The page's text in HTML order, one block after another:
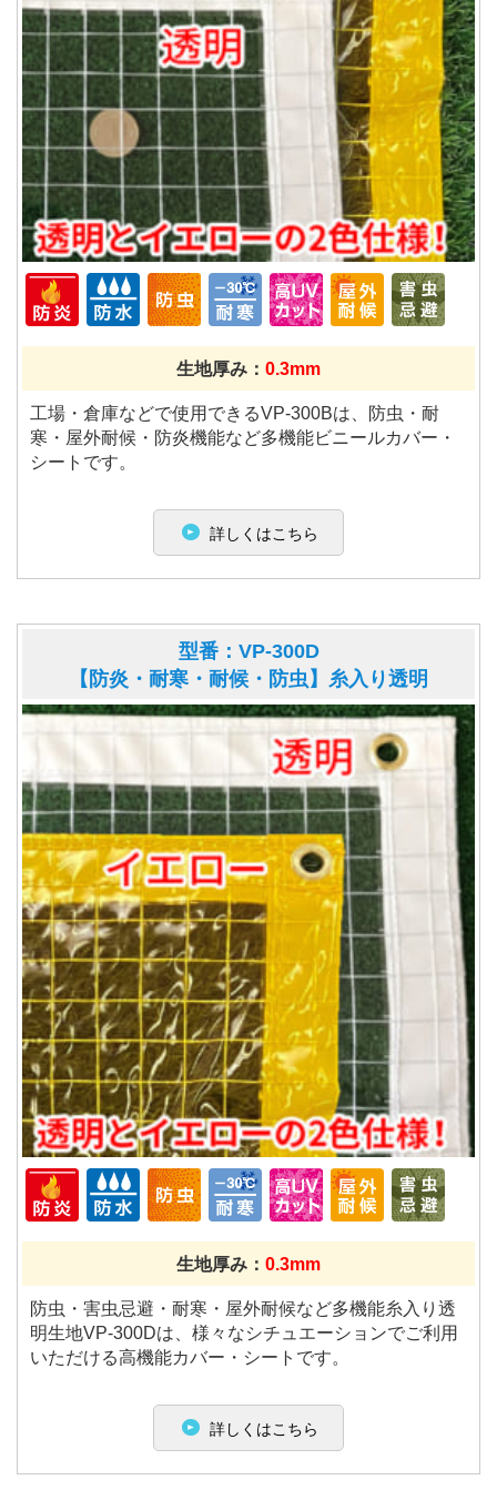
生地厚み： 0.3mm
工場・倉庫などで使用できるVP-300Bは、防虫・耐
寒・屋外耐候・防炎機能など多機能ビニールカバー・
シートです。
詳しくはこちら
型番：VP-300D
【防炎・耐寒・耐候・防虫】糸入り透明
生地厚み： 0.3mm
防虫・害虫忌避・耐寒・屋外耐候など多機能糸入り透
明生地VP-300Dは、様々なシチュエーションでご利用
いただける高機能カバー・シートです。
詳しくはこちら